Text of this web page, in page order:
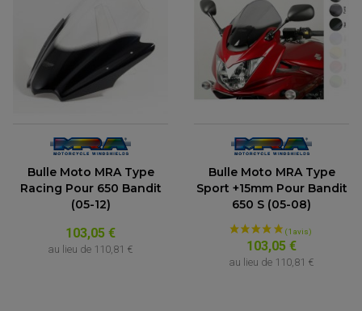
Bulle Moto MRA Type
Racing Pour 650 Bandit
(05-12)
103,05 €
au lieu de 110,81 €
Bulle Moto MRA Type
Sport +15mm Pour Bandit
650 S (05-08)
103,05 €
au lieu de 110,81 €